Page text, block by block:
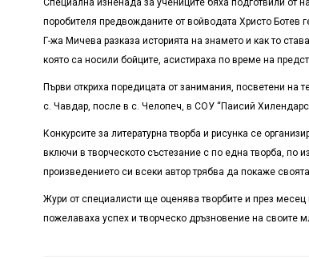
поробителя предвожданите от войводата Христо Ботев
Г-жа Мичева разказа историята на знамето и как то
която са носили бойците, асистираха по време на
Първи откриха поредицата от занимания, посветени на
с. Чавдар, после в с. Челопеч, в СОУ “Паисий
Конкурсите за литературна творба и рисунка се
включи в творческото състезание с по една творба, по
произведението си всеки автор трябва да покаже
Жури от специалисти ще оценява творбите и през
пожелаваха успех и творческо дръзновение на своите